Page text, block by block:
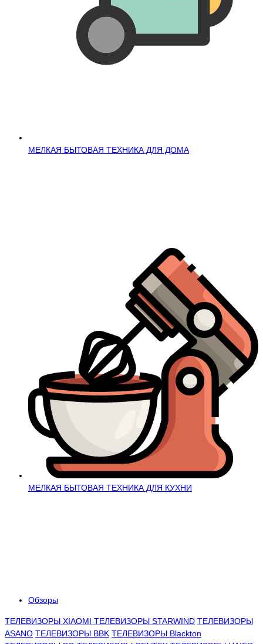
МЕЛКАЯ БЫТОВАЯ ТЕХНИКА ДЛЯ ДОМА
МЕЛКАЯ БЫТОВАЯ ТЕХНИКА ДЛЯ КУХНИ
Обзоры
ТЕЛЕВИЗОРЫ XIAOMI ТЕЛЕВИЗОРЫ STARWIND ТЕЛЕВИЗОРЫ
ASANO ТЕЛЕВИЗОРЫ BBK ТЕЛЕВИЗОРЫ Blackton